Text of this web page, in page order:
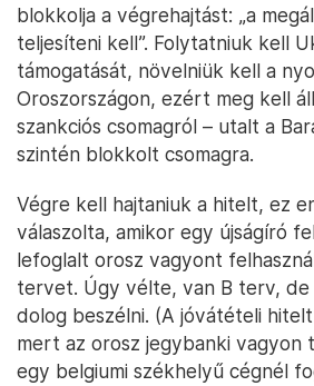
blokkolja a végrehajtást: „a
teljesíteni kell”. Folytatniuk kell
támogatását, növelniük kell a
Oroszországon, ezért meg kell
szankciós csomagról – utalt a
szintén blokkolt csomagra.
Végre kell hajtaniuk a hitelt, ez
válaszolta, amikor egy újságíró
lefoglalt orosz vagyont
tervet. Úgy vélte, van B terv, de
dolog beszélni. (A jóvátételi
mert az orosz jegybanki vagyon
egy belgiumi székhelyű cégnél